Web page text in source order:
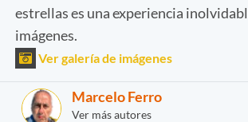
estrellas es una experiencia
imágenes.
Ver galería de imágenes
Marcelo Ferro
Ver más autores